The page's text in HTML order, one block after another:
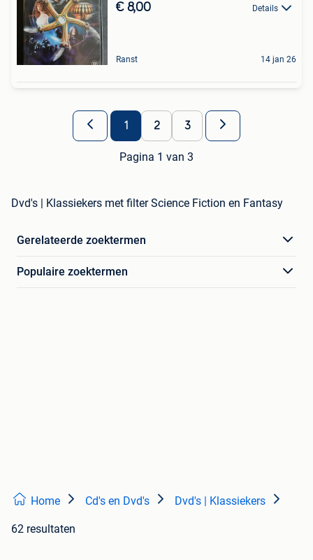
€ 8,00 Details
Ranst 14 jan 26
1 2 3
Pagina 1 van 3
Dvd's | Klassiekers met filter Science Fiction en Fantasy
Gerelateerde zoektermen
Populaire zoektermen
Home Cd's en Dvd's Dvd's | Klassiekers
62 resultaten